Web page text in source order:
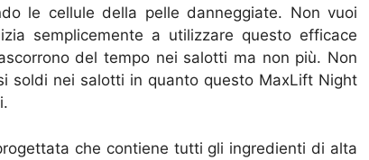
le cellule della pelle danneggiate. Non vuoi
semplicemente a utilizzare questo efficace
del tempo nei salotti ma non più. Non
soldi nei salotti in quanto questo MaxLift Night
che contiene tutti gli ingredienti di alta